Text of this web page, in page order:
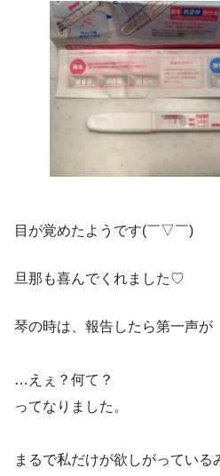
目が覚めたようです(￣▽￣)
旦那も喜んでくれました♡
琴の時は、報告したら第一声が
…えぇ？何て？
ってなりました。
まるで私だけが欲しがっている